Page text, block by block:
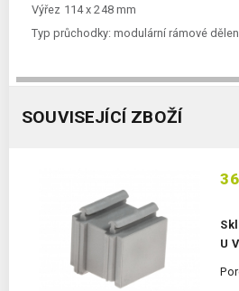
Výřez 114 x 248 mm
Typ průchodky: modulární rámové
SOUVISEJÍCÍ ZBOŽÍ
U